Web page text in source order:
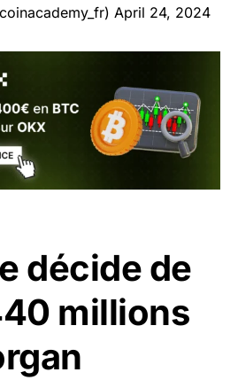
April 24, 2024
décide de
millions